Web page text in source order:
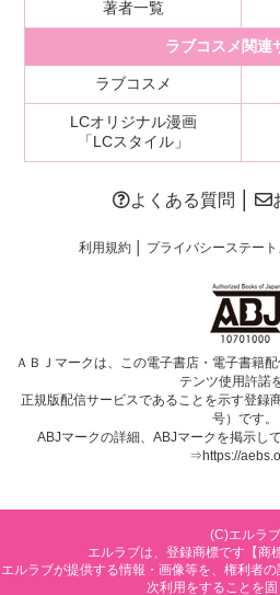
著者一覧
ラブコスメ関連
ラブコスメ
LCオリジナル漫画
「LCスタイル」
よくある質問
利用規約│ プライバシーステート
ＡＢＪマークは、この電子書店・電子書籍
テンツ使用許諾
正規版配信サービスであることを示す登録
号）です。
ABJマークの詳細、ABJマークを掲示し
⇒https://
(C)エルラブ
エルラブは、登録商標です【商
エルラブが提供する情報・画像等を、権利者
次利用をすることを